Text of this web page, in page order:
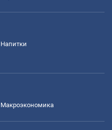
Напитки
Mакроэкономика